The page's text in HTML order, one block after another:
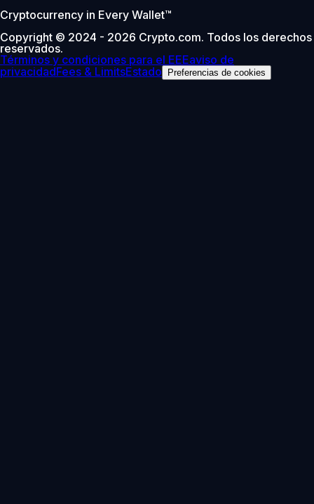
Cryptocurrency in Every Wallet™
Copyright © 2024 - 2026 Crypto.com. Todos los derechos
reservados.
Términos y condiciones para el EEEaviso de
privacidadFees & LimitsEstado Preferencias de cookies